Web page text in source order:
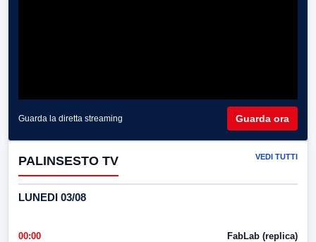
Guarda la diretta streaming Guarda ora
PALINSESTO TV VEDI TUTTI
LUNEDI 03/08
00:00 FabLab (replica)